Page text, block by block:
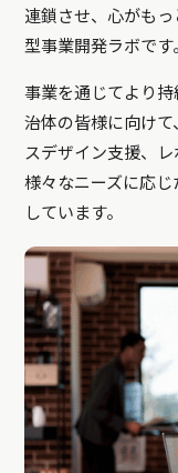
連鎖させ、心がも
型事業開発ラボです
事業を通じてより
治体の皆様に向け
スデザイン支援、レ
様々なニーズに応
しています。